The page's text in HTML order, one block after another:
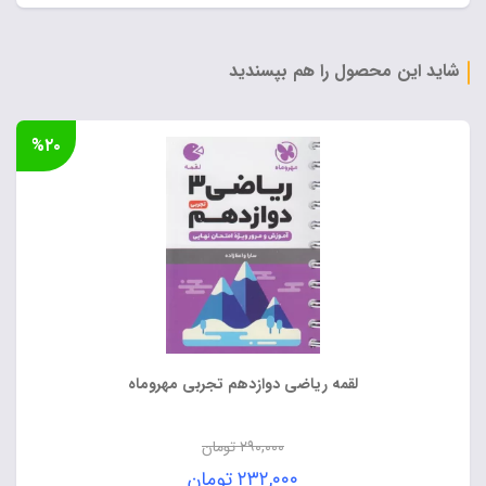
شاید این محصول را هم بپسندید
لقمه ریاضی دوازدهم تجربی مهروماه
۲۹۰,۰۰۰تومان
قیمت۲۳۲,۰۰۰تومان
%۲۰